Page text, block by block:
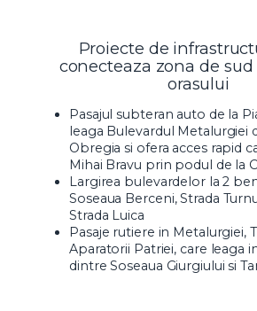
Proiecte de
conecteaza zona de
orasului
Pasajul subteran auto de la
leaga Bulevardul Metalurgiei
Obregia si ofera acces rapid
Mihai Bravu prin podul de la
Largirea bulevardelor la 2
Soseaua Berceni, Strada
Strada Luica
Pasaje rutiere in Metalurgiei,
Aparatorii Patriei, care leaga
dintre Soseaua Giurgiului si